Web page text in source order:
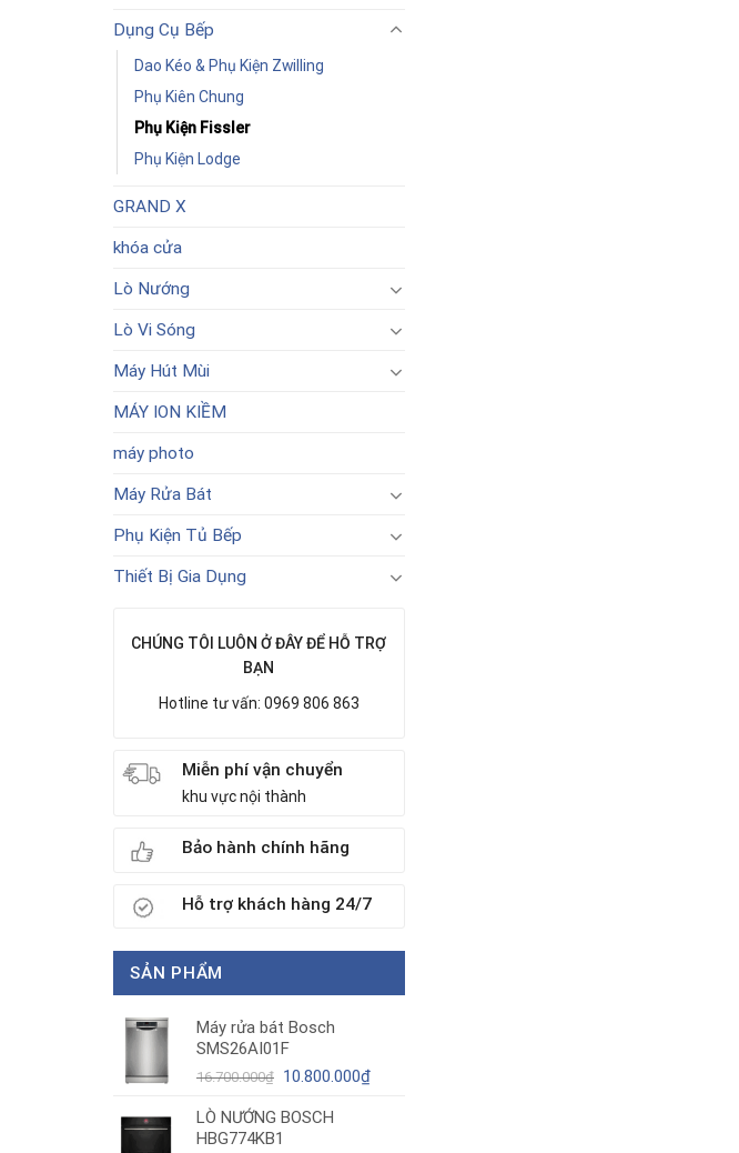
Dụng Cụ Bếp
Dao Kéo & Phụ Kiện Zwilling
Phụ Kiên Chung
Phụ Kiện Fissler
Phụ Kiện Lodge
GRAND X
khóa cửa
Lò Nướng
Lò Vi Sóng
Máy Hút Mùi
MÁY ION KIỀM
máy photo
Máy Rửa Bát
Phụ Kiện Tủ Bếp
Thiết Bị Gia Dụng
CHÚNG TÔI LUÔN Ở ĐÂY ĐỂ HỖ TRỢ
BẠN
Hotline tư vấn: 0969 806 863
Miễn phí vận chuyển
khu vực nội thành
Bảo hành chính hãng
Hỗ trợ khách hàng 24/7
SẢN PHẨM
Máy rửa bát Bosch
SMS26AI01F
16.700.000₫ Giá
là:
10.800.000₫Giá
LÒ NƯỚNG BOSCH
HBG774KB1